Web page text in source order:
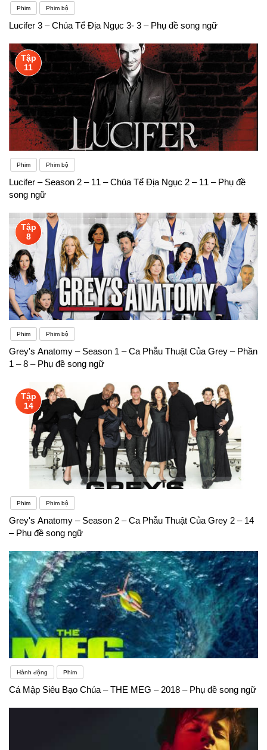
Phim Phim bộ
Lucifer 3 – Chúa Tể Địa Ngục 3- 3 – Phụ đề song ngữ
Tập
11
Phim Phim bộ
Lucifer – Season 2 – 11 – Chúa Tể Địa Ngục 2 – 11 – Phụ đề
song ngữ
Tập
8
Phim Phim bộ
Grey's Anatomy – Season 1 – Ca Phẫu Thuật Của Grey – Phần
1 – 8 – Phụ đề song ngữ
Tập
14
Phim Phim bộ
Grey's Anatomy – Season 2 – Ca Phẫu Thuật Của Grey 2 – 14
– Phụ đề song ngữ
Hành động Phim
Cá Mập Siêu Bạo Chúa – THE MEG – 2018 – Phụ đề song ngữ